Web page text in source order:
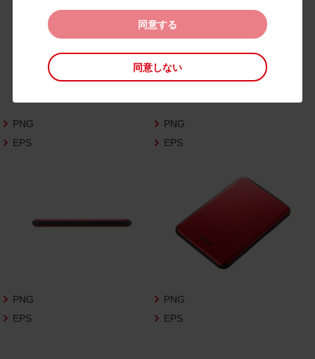
また、当社は、下記のCAD図データ利用規約
（以下「CAD図データ利用規約」といいます）
に同意いただいたお客様に限定して、本CA
D図ダウンロードページで公開している当
いいます）の利用を許諾いたします。
お客様が「同意する」ボタンをクリックされ
た場合、商品写真データ利用規約及びCAD
なお、商品写真データ利用規約及びCAD図
データ利用規約の記載事項は予告なく変更
されることがあります。各データをダウン
ロードする際には最新の規約をご確認くだ
さいますようお願い申し上げます。
商品写真データ利用規約
同意する
同意しない
PNG
EPS
PNG
EPS
PNG
EPS
PNG
EPS